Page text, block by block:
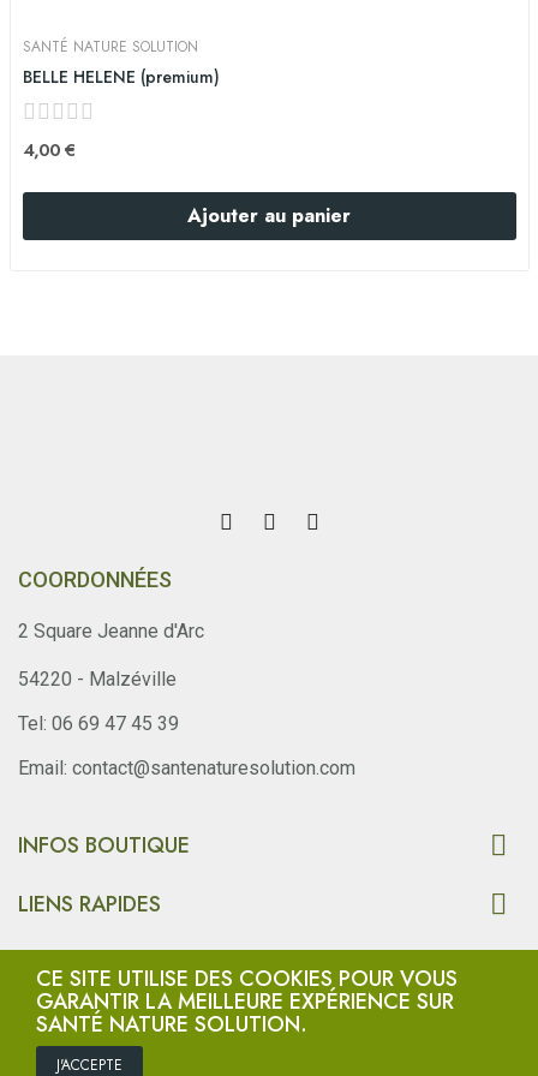
SANTÉ NATURE SOLUTION
BELLE HELENE (premium)
4,00 €
Ajouter au panier
COORDONNÉES
2 Square Jeanne d'Arc
54220 - Malzéville
Tel: 06 69 47 45 39
Email: contact@santenaturesolution.com
INFOS BOUTIQUE 
LIENS RAPIDES 
CE SITE UTILISE DES COOKIES POUR VOUS
GARANTIR LA MEILLEURE EXPÉRIENCE SUR
SANTÉ NATURE SOLUTION.
J'ACCEPTE